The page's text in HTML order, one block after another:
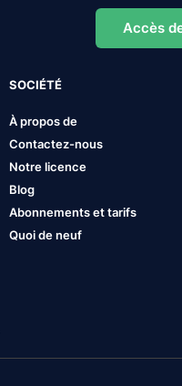
Accès
SOCIÉTÉ
À propos de
Contactez-nous
Notre licence
Blog
Abonnements et tarifs
Quoi de neuf